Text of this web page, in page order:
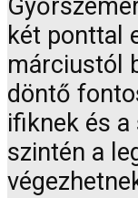
két ponttal
márciustól
döntő
ifiknek és
szintén a